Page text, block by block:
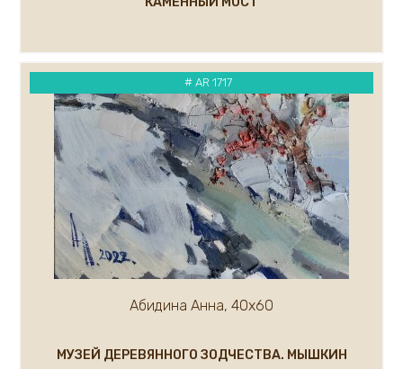
Крылов Александр
Кукуева Светлана
Куликов Олег
Кулуев Дмитрий
Ларионова Елена
Лавров А.
Курашова Елена
Ледяев Сергей
Крюков Александр
Кукса Василий
Липатова Алла
# AR 1717
Абидина Анна, 40х60
МУЗЕЙ ДЕРЕВЯННОГО ЗОДЧЕСТВА. МЫШКИН